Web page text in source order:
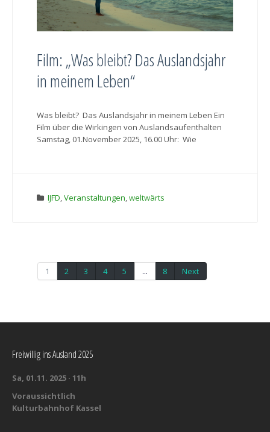
Film: „Was bleibt? Das Auslandsjahr
in meinem Leben“
Was bleibt? Das Auslandsjahr in meinem Leben Ein
Film über die Wirkingen von Auslandsaufenthalten
Samstag, 01.November 2025, 16.00 Uhr: Wie
IJFD,Veranstaltungen,weltwärts
1 2 3 4 5 ... 8 Next
Freiwillig ins Ausland 2025
Sa, 01.11. 2025 · 11h
Voraussichtlich
Kulturbahnhof Kassel